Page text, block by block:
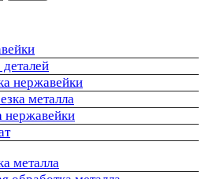
нержавейки
металла
нержавейки
металла